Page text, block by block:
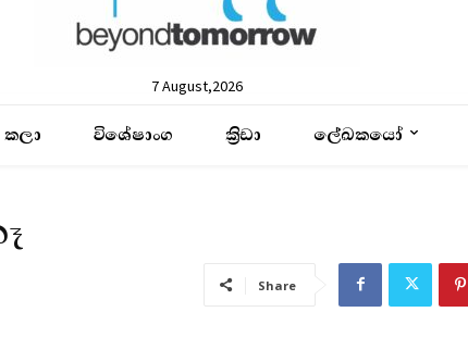
7 August,2026
කලා විශේෂාංග ක්‍රිඩා ලේඛකයෝ
Share